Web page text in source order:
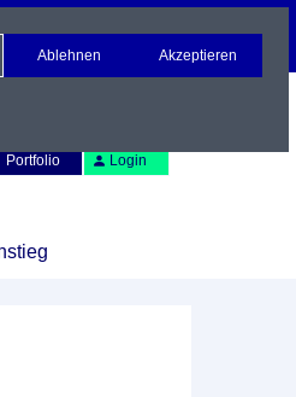
Portfolio Login
Ablehnen Akzeptieren